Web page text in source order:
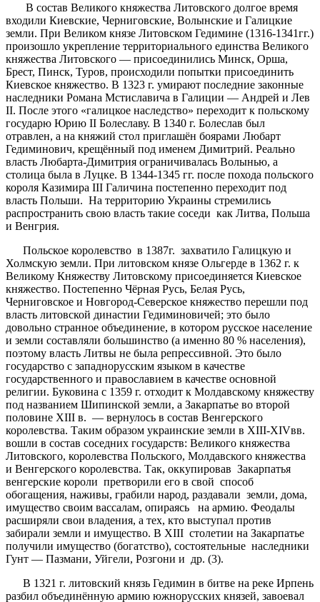
В состав Великого княжества Литовского долгое время
входили Киевские, Черниговские, Волынские и Галицкие
земли. При Великом князе Литовском Гедимине (1316-1341гг.)
произошло укрепление территориального единства Великого
княжества Литовского — присоединились Минск, Орша,
Брест, Пинск, Туров, происходили попытки присоединить
Киевское княжество. В 1323 г. умирают последние законные
наследники Романа Мстиславича в Галиции — Андрей и Лев
II. После этого «галицкое наследство» переходит к польскому
государю Юрию II Болеславу. В 1340 г. Болеслав был
отравлен, а на княжий стол приглашён боярами Любарт
Гедиминович, крещённый под именем Димитрий. Реально
власть Любарта-Димитрия ограничивалась Волынью, а
столица была в Луцке. В 1344-1345 гг. после похода польского
короля Казимира III Галичина постепенно переходит под
власть Польши. На территорию Украины стремились
распространить свою власть такие соседи как Литва, Польша
и Венгрия.
Польское королевство в 1387г. захватило Галицкую и
Холмскую земли. При литовском князе Ольгерде в 1362 г. к
Великому Княжеству Литовскому присоединяется Киевское
княжество. Постепенно Чёрная Русь, Белая Русь,
Черниговское и Новгород-Северское княжество перешли под
власть литовской династии Гедиминовичей; это было
довольно странное объединение, в котором русское население
и земли составляли большинство (а именно 80 % населения),
поэтому власть Литвы не была репрессивной. Это было
государство с западнорусским языком в качестве
государственного и православием в качестве основной
религии. Буковина с 1359 г. отходит к Молдавскому княжеству
под названием Шипинской земли, а Закарпатье во второй
половине XIII в. — вернулось в состав Венгерского
королевства. Таким образом украинские земли в XIII-XIVвв.
вошли в состав соседних государств: Великого княжества
Литовского, королевства Польского, Молдавского княжества
и Венгерского королевства. Так, оккупировав Закарпатья
венгерские короли претворили его в свой способ
обогащения, наживы, грабили народ, раздавали земли, дома,
имущество своим вассалам, опираясь на армию. Феодалы
расширяли свои владения, а тех, кто выступал против
забирали земли и имущество. В ХIII столетии на Закарпатье
получили имущество (богатство), состоятельные наследники
Гунт — Пазмани, Уйгели, Розгони и др. (3).
В 1321 г. литовский князь Гедимин в битве на реке Ирпень
разбил объединённую армию южнорусских князей, завоевал